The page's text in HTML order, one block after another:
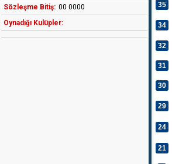
Sözleşme Bitiş: 00 0000
Oynadığı Kulüpler:
35
34
32
31
30
29
24
21